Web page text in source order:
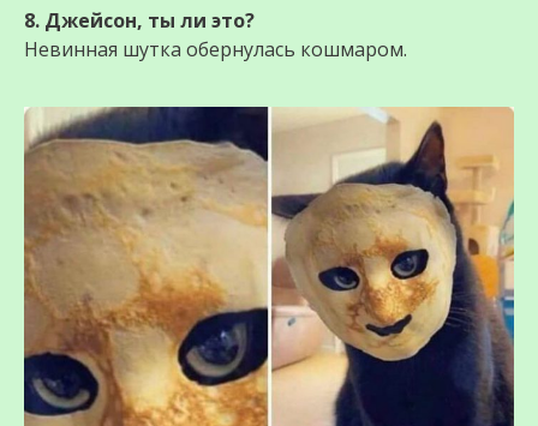
8. Джейсон, ты ли это?
Невинная шутка обернулась кошмаром.